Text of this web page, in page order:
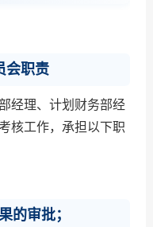
会职责
经理、计划财务部经
核工作，承担以下职
的审批；